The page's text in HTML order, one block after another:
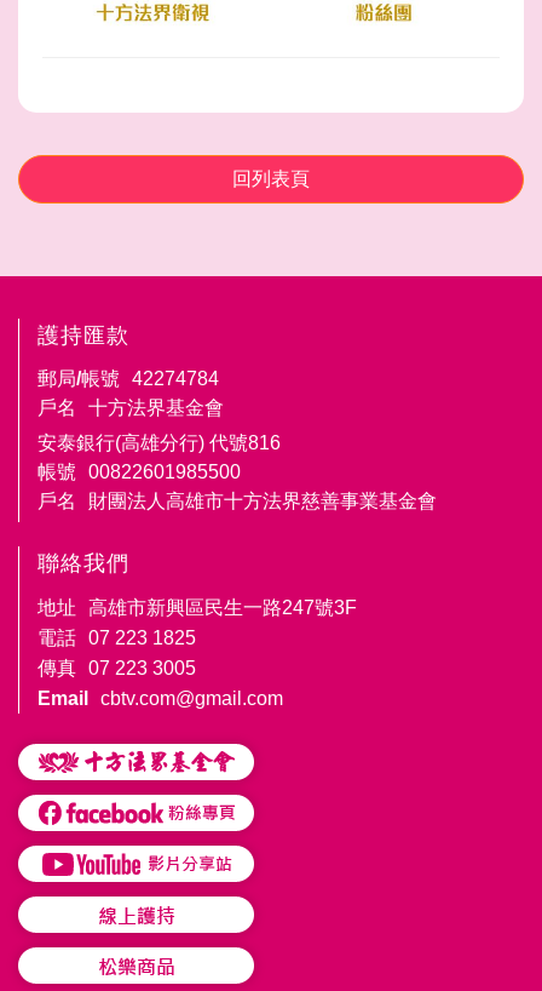
回列表頁
護持匯款
郵局/帳號
42274784
戶名
十方法界基金會
安泰銀行(高雄分行) 代號816
帳號
00822601985500
戶名
財團法人高雄市十方法界慈善事業基金會
聯絡我們
地址
高雄市新興區民生一路247號3F
電話 07 223 1825
傳真 07 223 3005
Email
cbtv.com@gmail.com